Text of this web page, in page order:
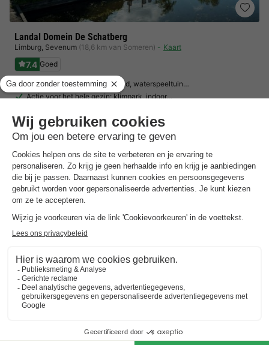
Landal Domein De Schatberg
Limburg, Sevenum (18,6 km van Someren) Kaart
7.4 Goed
Recreatiemeer met zandstrand, waterspeeltuin…
Actie voor het hele gezin: klimpark, indoor…
Toon prijzen
(21,9 km van Someren) Kaart